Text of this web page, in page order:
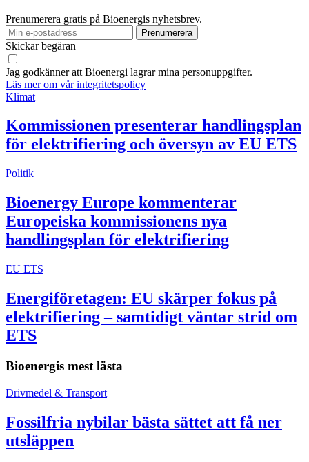
Prenumerera gratis på Bioenergis nyhetsbrev.
Skickar begäran
Jag godkänner att Bioenergi lagrar mina personuppgifter.
Läs mer om vår integritetspolicy
Klimat
Kommissionen presenterar handlingsplan
för elektrifiering och översyn av EU ETS
Politik
Bioenergy Europe kommenterar
Europeiska kommissionens nya
handlingsplan för elektrifiering
EU ETS
Energiföretagen: EU skärper fokus på
elektrifiering – samtidigt väntar strid om
ETS
Bioenergis mest lästa
Drivmedel & Transport
Fossilfria nybilar bästa sättet att få ner
utsläppen